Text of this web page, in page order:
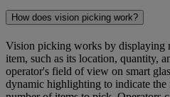
How does vision picking work?
Vision picking works by displaying
item, such as its location, quantity,
operator's field of view on smart
dynamic highlighting to indicate the